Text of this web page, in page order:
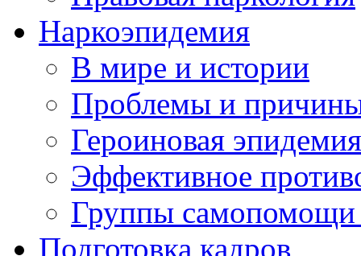
Наркоэпидемия
В мире и истории
Проблемы и
Героиновая эпидемия
Эффективное
Группы самопомощи
Подготовка кадров